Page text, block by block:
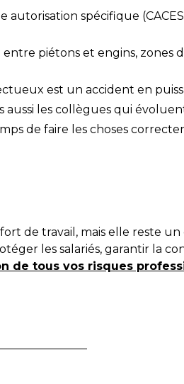
spécifique (CACES
piétons et engins, zones
est un accident en
aussi les collègues qui
de faire les choses
de travail, mais elle reste
les salariés, garantir la
de tous vos risques